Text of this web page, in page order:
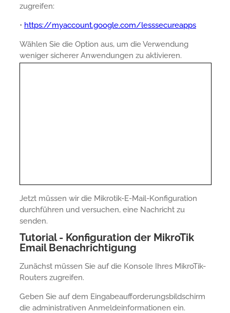
zugreifen:
• https://myaccount.google.com/lesssecureapps
Wählen Sie die Option aus, um die Verwendung
weniger sicherer Anwendungen zu aktivieren.
Jetzt müssen wir die Mikrotik-E-Mail-Konfiguration
durchführen und versuchen, eine Nachricht zu
senden.
Tutorial - Konfiguration der MikroTik
Email Benachrichtigung
Zunächst müssen Sie auf die Konsole Ihres MikroTik-
Routers zugreifen.
Geben Sie auf dem Eingabeaufforderungsbildschirm
die administrativen Anmeldeinformationen ein.